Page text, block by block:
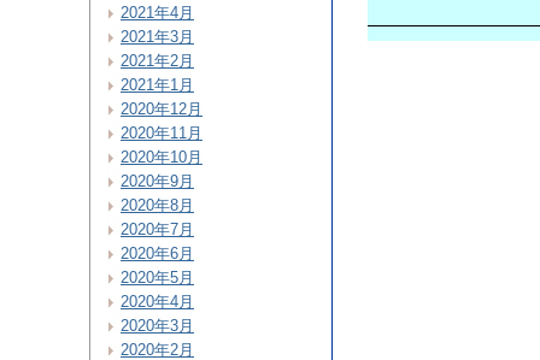
2021年4月
2021年3月
2021年2月
2021年1月
2020年12月
2020年11月
2020年10月
2020年9月
2020年8月
2020年7月
2020年6月
2020年5月
2020年4月
2020年3月
2020年2月